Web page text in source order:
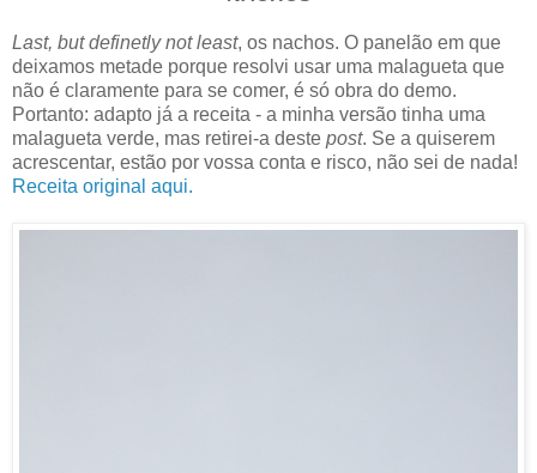
Last, but definetly not least, os nachos. O panelão em que
deixamos metade porque resolvi usar uma malagueta que
não é claramente para se comer, é só obra do demo.
Portanto: adapto já a receita - a minha versão tinha uma
malagueta verde, mas retirei-a deste post. Se a quiserem
acrescentar, estão por vossa conta e risco, não sei de nada!
Receita original aqui.